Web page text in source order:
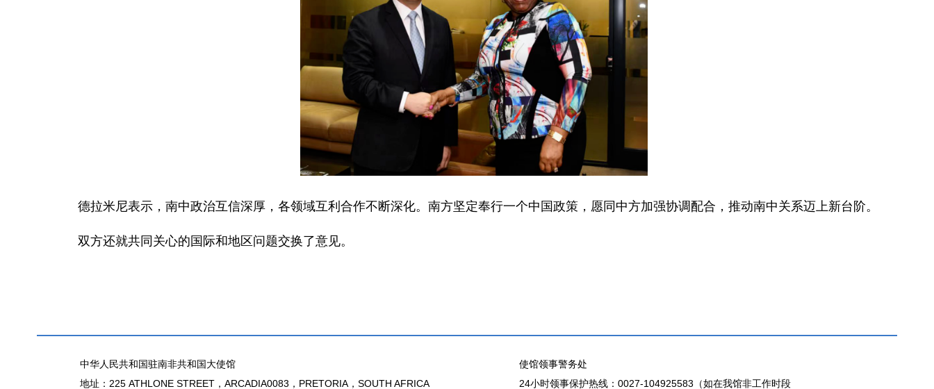
德拉米尼表示，南中政治互信深厚，各领域互利合作不断深化。南方坚定奉行一个中国政策，愿同中方加强协调配合，推动南中关系迈上新台阶。
双方还就共同关心的国际和地区问题交换了意见。
中华人民共和国驻南非共和国大使馆
地址：225 ATHLONE STREET，ARCADIA0083，PRETORIA，SOUTH AFRICA
使馆领事警务处
24小时领事保护热线：0027-104925583（如在我馆非工作时段